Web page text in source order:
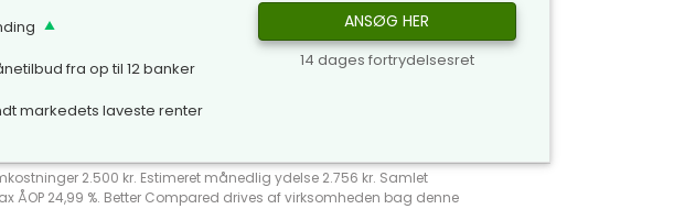
fra op til 12 banker
markedets laveste renter
ANSØG HER
14 dages fortrydelsesret
2.500 kr. Estimeret månedlig ydelse 2.756 kr. Samlet
ÅOP 24,99 %. Better Compared drives af virksomheden bag denne